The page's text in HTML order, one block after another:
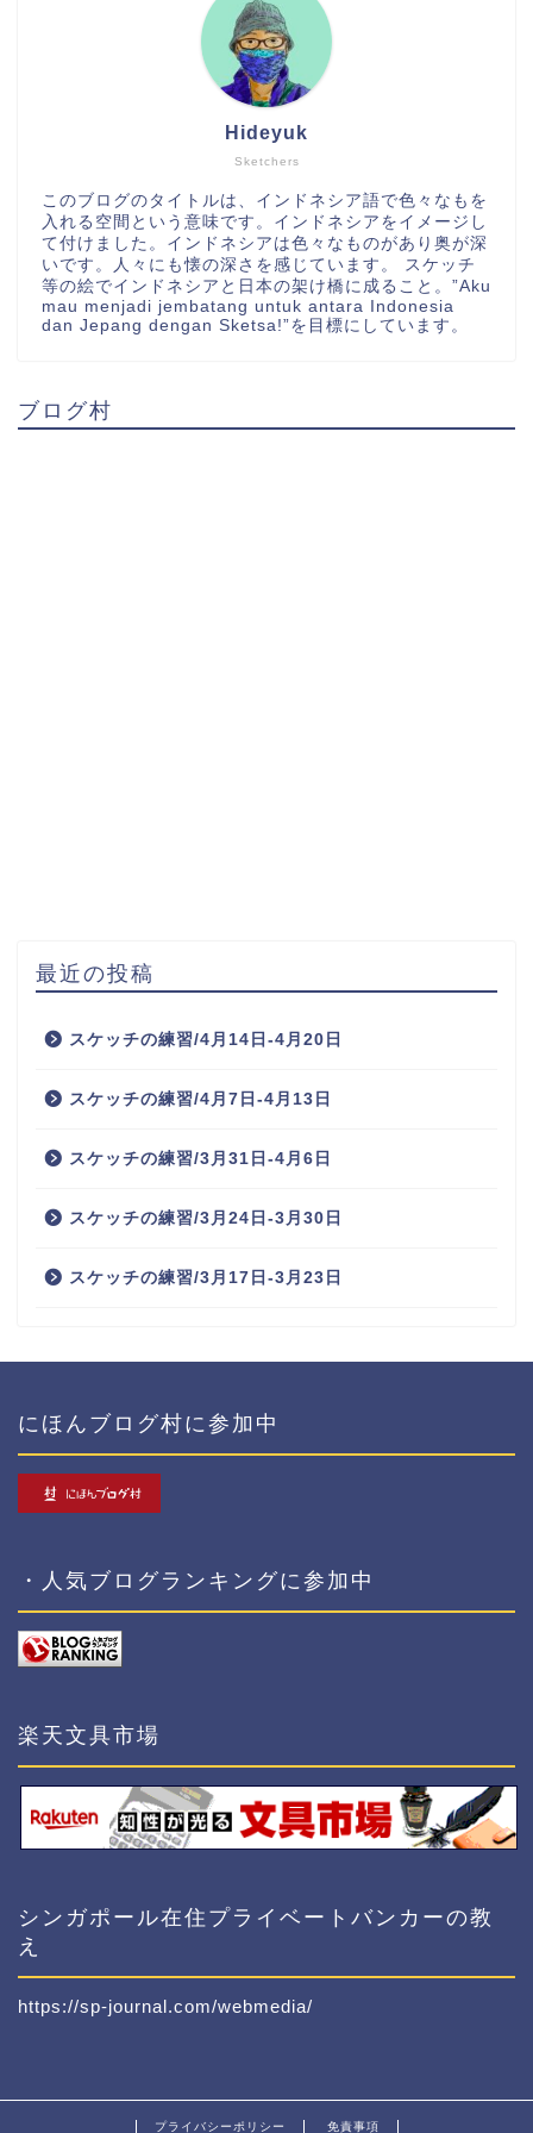
Sketchers
Hideyuk
このブログのタイトルは、インドネシア語で色々なもを
入れる空間という意味です。インドネシアをイメージし
て付けました。インドネシアは色々なものがあり奥が深
いです。人々にも懐の深さを感じています。 スケッチ
等の絵でインドネシアと日本の架け橋に成ること。”Aku
mau menjadi jembatang untuk antara Indonesia
dan Jepang dengan Sketsa!”を目標にしています。
ブログ村
最近の投稿
スケッチの練習/4月14日-4月20日
スケッチの練習/4月7日-4月13日
スケッチの練習/3月31日-4月6日
スケッチの練習/3月24日-3月30日
スケッチの練習/3月17日-3月23日
にほんブログ村に参加中
・人気ブログランキングに参加中
楽天文具市場
シンガポール在住プライベートバンカーの教
え
https://sp-journal.com/webmedia/
プライバシーポリシー 免責事項